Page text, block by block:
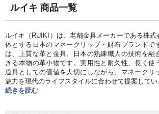
ルイキ 商品一覧
ルイキ（RUIKI）は、老舗金具メーカーである株
体とする日本のマネークリップ・財布ブランドで
は、上質な革と金具、日本の熟練職人の技術を融
きる本物の革小物です。実用性と耐久性、長く使
道具としての価値を大切にしながら、マネークリ
魅力を現代のライフスタイルに合わせて提案してい
続きを読む